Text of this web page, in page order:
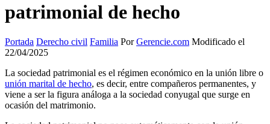
patrimonial de hecho
Portada Derecho civil Familia PorGerencie.com Modificado el
22/04/2025
La sociedad patrimonial es el régimen económico en la unión libre o
unión marital de hecho, es decir, entre compañeros permanentes, y
viene a ser la figura análoga a la sociedad conyugal que surge en
ocasión del matrimonio.